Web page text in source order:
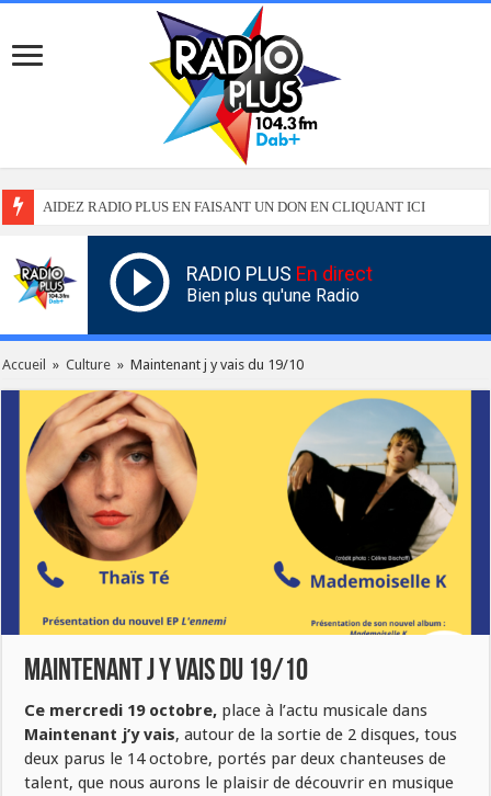
AIDEZ RADIO PLUS EN FAISANT UN DON EN CLIQUANT ICI
RADIO PLUS En direct
Bien plus qu'une Radio
Accueil » Culture » Maintenant j y vais du 19/10
Maintenant j y vais du 19/10
Ce mercredi 19 octobre, place à l’actu musicale dans
Maintenant j’y vais, autour de la sortie de 2 disques, tous
deux parus le 14 octobre, portés par deux chanteuses de
talent, que nous aurons le plaisir de découvrir en musique